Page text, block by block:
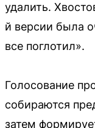
удалить.
й версии была
все поглотил».
Голосование
собираются
затем